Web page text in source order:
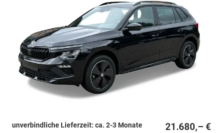
21.680,– €
unverbindliche Lieferzeit: ca. 2-3 Monate